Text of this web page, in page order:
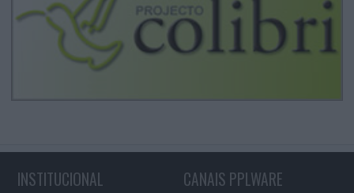
INSTITUCIONAL CANAIS PPLWARE